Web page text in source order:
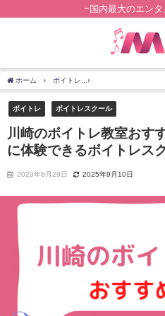
~国内最大のエン
ホーム ボイトレ
ボイトレ ボイトレスクール
川崎のボイトレ教室おす
に体験できるボイトレス
2023年8月29日 2025年9月10日